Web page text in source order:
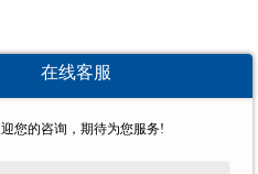
，分别控制着天然气与
阀门的就是浮子液面控制
在线客服
您的咨询，期待为您服务!